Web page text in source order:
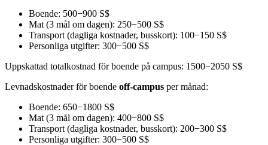
Boende: 500−900 S$
Mat (3 mål om dagen): 250−500 S$
Transport (dagliga kostnader, busskort): 100−150 S$
Personliga utgifter: 300−500 S$
Uppskattad totalkostnad för boende på campus: 1500−2050 S$
Levnadskostnader för boende off-campus per månad:
Boende: 650−1800 S$
Mat (3 mål om dagen): 400−800 S$
Transport (dagliga kostnader, busskort): 200−300 S$
Personliga utgifter: 300−500 S$